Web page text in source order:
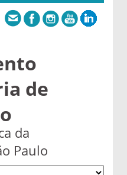
de
da
Paulo